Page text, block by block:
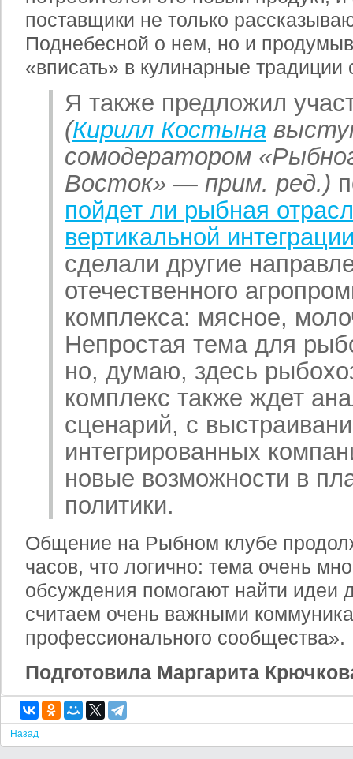
поставщики не только
Поднебесной о нем, но и
«вписать» в кулинарные традиции
Я также предложил
(Кирилл Костына
сомодератором
Восток» — прим. ред.)
пойдет ли рыбная
вертикальной
сделали другие
отечественного
комплекса: мясное,
Непростая тема для
но, думаю, здесь
комплекс также ждет
сценарий, с
интегрированных
новые возможности в
политики.
Общение на Рыбном клубе
часов, что логично: тема очень
обсуждения помогают найти идеи
считаем очень важными
профессионального сообщества».
Подготовила Маргарита
Назад